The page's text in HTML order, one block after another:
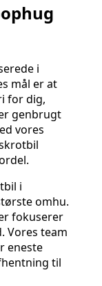
i
mål er at
for dig,
genbrugt
vores
i
omhu.
fokuserer
Vores team
eneste
til